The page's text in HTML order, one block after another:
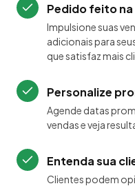
Pedido feito
Impulsione suas
adicionais para
que satisfaz mais
Personalize
Agende datas
vendas e veja
Entenda sua
Clientes podem